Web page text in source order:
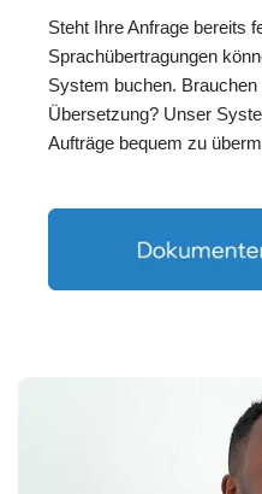
Steht Ihre Anfrage bereits
Sprachübertragungen
System buchen. Brauchen
Übersetzung? Unser
Aufträge bequem zu